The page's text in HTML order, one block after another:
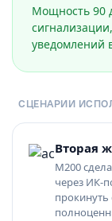
Мощность 90
уведомлений
СЦЕНАРИИ
Вторая
M200
через ИК-
прокинуть